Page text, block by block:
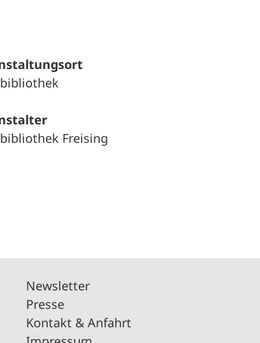
Freising
Newsletter
Presse
Kontakt & Anfahrt